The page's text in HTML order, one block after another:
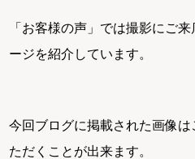
「お客様の声」では撮影にご
ージを紹介しています。
今回ブログに掲載された画像
ただくことが出来ます。